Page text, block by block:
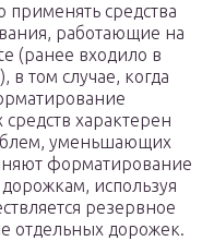
средства
работающие на
(ранее входило в
в том случае, когда
характерен
уменьшающих
форматирование
используя
резервное
отдельных дорожек.